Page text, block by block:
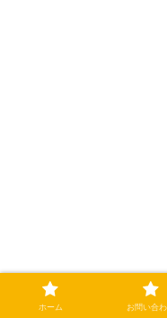
ホーム お問い合